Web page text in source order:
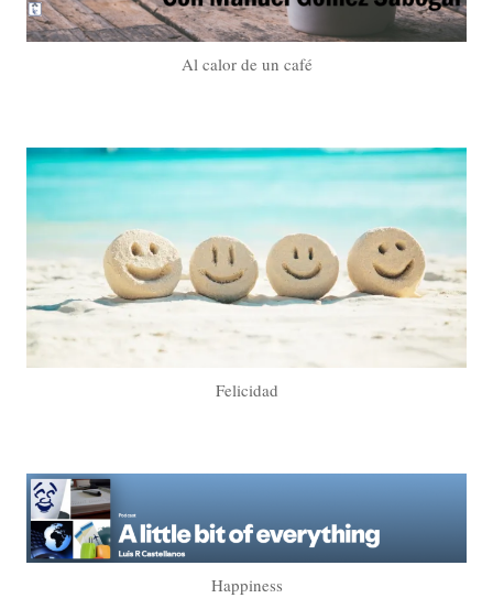
Al calor de un café
Felicidad
Happiness